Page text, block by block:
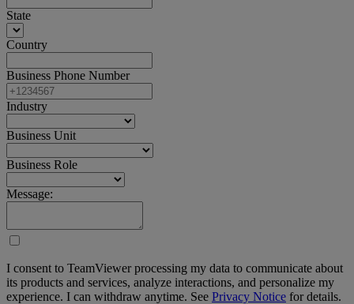
State
Country
Business Phone Number
Industry
Business Unit
Business Role
Message:
I consent to TeamViewer processing my data to communicate about
its products and services, analyze interactions, and personalize my
experience. I can withdraw anytime. See Privacy Notice for details.